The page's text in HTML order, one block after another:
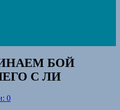
БОЙ
С ЛИ
0